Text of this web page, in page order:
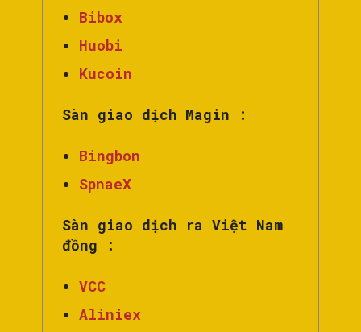
Bibox
Huobi
Kucoin
Sàn giao dịch Magin :
Bingbon
SpnaeX
Sàn giao dịch ra Việt Nam
đồng :
VCC
Aliniex